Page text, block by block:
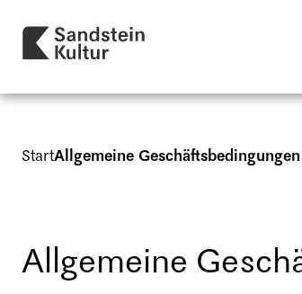
StartAllgemeine Geschäftsbedingungen
Allgemeine